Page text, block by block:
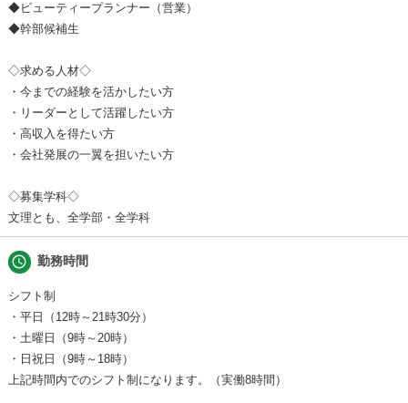
◆ビューティープランナー（営業）
◆幹部候補生
◇求める人材◇
・今までの経験を活かしたい方
・リーダーとして活躍したい方
・高収入を得たい方
・会社発展の一翼を担いたい方
◇募集学科◇
文理とも、全学部・全学科
schedule 勤務時間
シフト制
・平日（12時～21時30分）
・土曜日（9時～20時）
・日祝日（9時～18時）
上記時間内でのシフト制になります。（実働8時間）